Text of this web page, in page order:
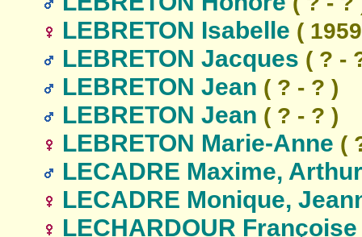
LEBRETON Isabelle (
LEBRETON Jacques ( ? -
LEBRETON Jean ( ? - ? )
LEBRETON Jean ( ? - ? )
LEBRETON Marie-Anne (
LECADRE Maxime,
LECADRE Monique,
LECHARDOUR Françoise